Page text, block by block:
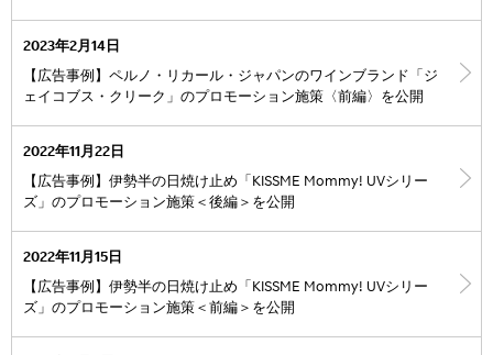
2023年2月14日
【広告事例】ペルノ・リカール・ジャパンのワインブランド「ジ
ェイコブス・クリーク」のプロモーション施策〈前編〉を公開
2022年11月22日
【広告事例】伊勢半の日焼け止め「KISSME Mommy! UVシリー
ズ」のプロモーション施策＜後編＞を公開
2022年11月15日
【広告事例】伊勢半の日焼け止め「KISSME Mommy! UVシリー
ズ」のプロモーション施策＜前編＞を公開